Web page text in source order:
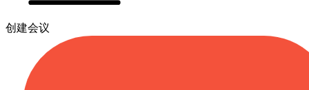
创建会议